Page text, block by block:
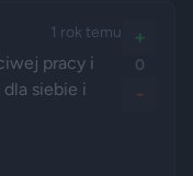
1 rok temu
pracy i
siebie i
+
0
-